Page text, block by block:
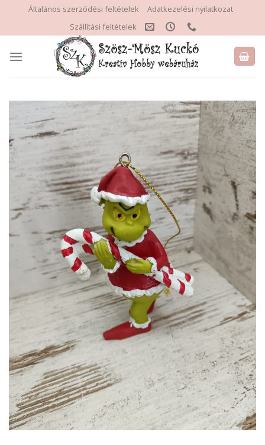
content
Általános szerződési feltételek
Adatkezelési nyilatkozat
Szállítási feltételek